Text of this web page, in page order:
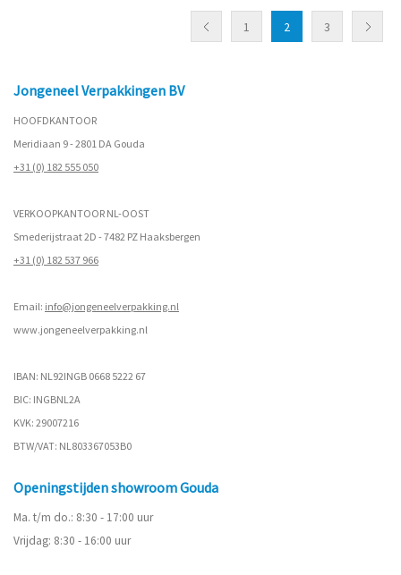
1 2 3
Jongeneel Verpakkingen BV
HOOFDKANTOOR
Meridiaan 9 - 2801 DA Gouda
+31 (0) 182 555 050
VERKOOPKANTOOR NL-OOST
Smederijstraat 2D - 7482 PZ Haaksbergen
+31 (0) 182 537 966
Email: info@jongeneelverpakking.nl
www.jongeneelverpakking.nl
IBAN: NL92INGB 0668 5222 67
BIC: INGBNL2A
KVK: 29007216
BTW/VAT: NL803367053B0
Openingstijden showroom Gouda
Ma. t/m do.: 8:30 - 17:00 uur
Vrijdag: 8:30 - 16:00 uur